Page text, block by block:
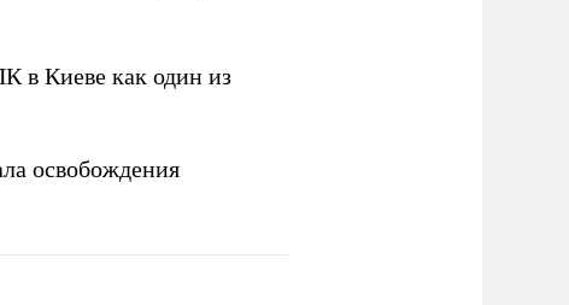
в Киеве как один из
освобождения